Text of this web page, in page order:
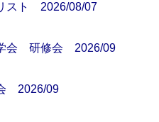
スト 2026/08/07
学会 研修会 2026/09
2026/09